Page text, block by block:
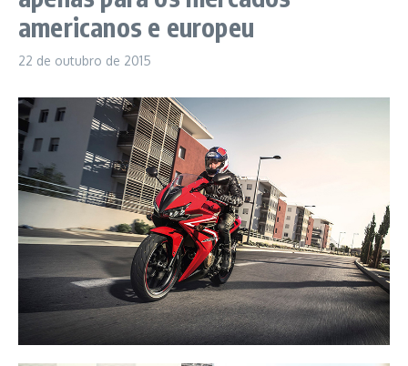
americanos e europeu
22 de outubro de 2015